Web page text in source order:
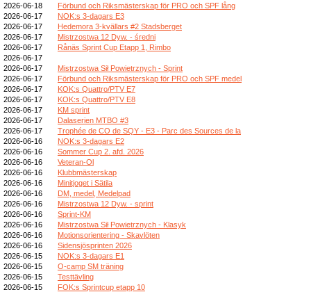
2026-06-18
Förbund och Riksmästerskap för PRO och SPF lång
2026-06-17
NOK:s 3-dagars E3
2026-06-17
Hedemora 3-kvällars #2 Stadsberget
2026-06-17
Mistrzostwa 12 Dyw. - średni
2026-06-17
Rånäs Sprint Cup Etapp 1, Rimbo
2026-06-17
2026-06-17
Mistrzostwa Sił Powietrznych - Sprint
2026-06-17
Förbund och Riksmästerskap för PRO och SPF medel
2026-06-17
KOK:s Quattro/PTV E7
2026-06-17
KOK:s Quattro/PTV E8
2026-06-17
KM sprint
2026-06-17
Dalaserien MTBO #3
2026-06-17
Trophée de CO de SQY - E3 - Parc des Sources de la
2026-06-16
NOK:s 3-dagars E2
2026-06-16
Sommer Cup 2. afd. 2026
2026-06-16
Veteran-Ol
2026-06-16
Klubbmästerskap
2026-06-16
Minitjoget i Sätila
2026-06-16
DM, medel, Medelpad
2026-06-16
Mistrzostwa 12 Dyw. - sprint
2026-06-16
Sprint-KM
2026-06-16
Mistrzostwa Sił Powietrznych - Klasyk
2026-06-16
Motionsorientering - Skavlöten
2026-06-16
Sidensjösprinten 2026
2026-06-15
NOK:s 3-dagars E1
2026-06-15
O-camp SM träning
2026-06-15
Testtävling
2026-06-15
FOK:s Sprintcup etapp 10